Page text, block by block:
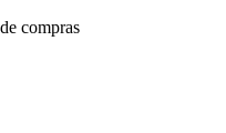
compras